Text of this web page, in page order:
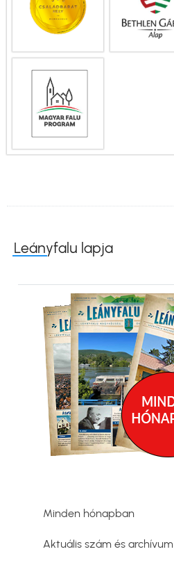
Leányfalu lapja
Minden hónapban
Aktuális szám és archívum